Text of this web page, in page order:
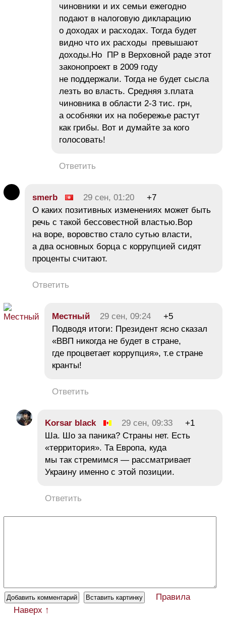
чиновники и их семьи ежегодно
подают в налоговую дикларацию
о доходах и расходах. Тогда будет
видно что их расходы превышают
доходы.Но ПР в Верховной раде этот
законопроект в 2009 году
не поддержали. Тогда не будет сысла
лезть во власть. Средняя з.плата
чиновника в области 2-3 тис. грн,
а особняки их на побережье растут
как грибы. Вот и думайте за кого
голосовать!
Ответить
smerb 29 сен, 01:20
+7
О каких позитивных изменениях может быть
речь с такой бессовестной властью.Вор
на воре, воровство стало сутью власти,
а два основных борца с коррупцией сидят
проценты считают.
Ответить
Местный 29 сен, 09:24
+5
Подводя итоги: Президент ясно сказал
«ВВП никогда не будет в стране,
где процветает коррупция», т.е стране
кранты!
Ответить
Korsar black 29 сен, 09:33
+1
Ша. Шо за паника? Страны нет. Есть
«территория». Та Европа, куда
мы так стремимся — рассматривает
Украину именно с этой позиции.
Ответить
Правила
Наверх ↑